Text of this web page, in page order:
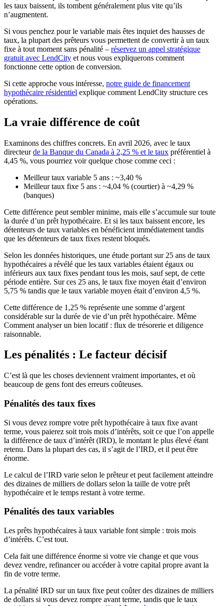
les taux baissent, ils tombent généralement plus vite qu’ils
n’augmentent.
Si vous penchez pour le variable mais êtes inquiet des hausses de
taux, la plupart des prêteurs vous permettent de convertir à un taux
fixe à tout moment sans pénalité – réservez un appel stratégique
gratuit avec LendCity et nous vous expliquerons comment
fonctionne cette option de conversion.
Si cette approche vous intéresse, notre guide de financement
hypothécaire résidentiel explique comment LendCity structure ces
opérations.
La vraie différence de coût
Examinons des chiffres concrets. En avril 2026, avec le taux
directeurde la Banque du Canada à 2,25 % et le taux préférentiel à
4,45 %, vous pourriez voir quelque chose comme ceci :
Meilleur taux variable 5 ans : ~3,40 %
Meilleur taux fixe 5 ans : ~4,04 % (courtier) à ~4,29 %
(banques)
Cette différence peut sembler minime, mais elle s’accumule sur toute
la durée d’un prêt hypothécaire. Et si les taux baissent encore, les
détenteurs de taux variables en bénéficient immédiatement tandis
que les détenteurs de taux fixes restent bloqués.
Selon les données historiques, une étude portant sur 25 ans de taux
hypothécaires a révélé que les taux variables étaient égaux ou
inférieurs aux taux fixes pendant tous les mois, sauf sept, de cette
période entière. Sur ces 25 ans, le taux fixe moyen était d’environ
5,75 % tandis que le taux variable moyen était d’environ 4,5 %.
Cette différence de 1,25 % représente une somme d’argent
considérable sur la durée de vie d’un prêt hypothécaire. Même
Comment analyser un bien locatif : flux de trésorerie et diligence
raisonnable.
Les pénalités : Le facteur décisif
C’est là que les choses deviennent vraiment importantes, et où
beaucoup de gens font des erreurs coûteuses.
Pénalités des taux fixes
Si vous devez rompre votre prêt hypothécaire à taux fixe avant
terme, vous paierez soit trois mois d’intérêts, soit ce que l’on appelle
la différence de taux d’intérêt (IRD), le montant le plus élevé étant
retenu. Dans la plupart des cas, il s’agit de l’IRD, et il peut être
énorme.
Le calcul de l’IRD varie selon le prêteur et peut facilement atteindre
des dizaines de milliers de dollars selon la taille de votre prêt
hypothécaire et le temps restant à votre terme.
Pénalités des taux variables
Les prêts hypothécaires à taux variable font simple : trois mois
d’intérêts. C’est tout.
Cela fait une différence énorme si votre vie change et que vous
devez vendre, refinancer ou accéder à votre capital propre avant la
fin de votre terme.
La pénalité IRD sur un taux fixe peut coûter des dizaines de milliers
de dollars si vous devez rompre avant terme, tandis que le taux